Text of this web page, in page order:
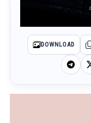
DOWNLOAD